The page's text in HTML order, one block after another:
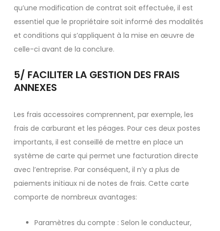
qu’une modification de contrat soit effectuée, il est
essentiel que le propriétaire soit informé des modalités
et conditions qui s’appliquent à la mise en œuvre de
celle-ci avant de la conclure.
5/ FACILITER LA GESTION DES FRAIS
ANNEXES
Les frais accessoires comprennent, par exemple, les
frais de carburant et les péages. Pour ces deux postes
importants, il est conseillé de mettre en place un
système de carte qui permet une facturation directe
avec l’entreprise. Par conséquent, il n’y a plus de
paiements initiaux ni de notes de frais. Cette carte
comporte de nombreux avantages:
Paramètres du compte : Selon le conducteur,